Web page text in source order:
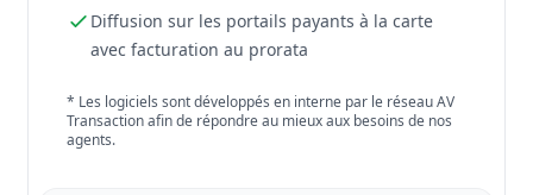
Diffusion sur les portails payants à la carte
avec facturation au prorata
* Les logiciels sont développés en interne par le réseau AV
Transaction afin de répondre au mieux aux besoins de nos
agents.